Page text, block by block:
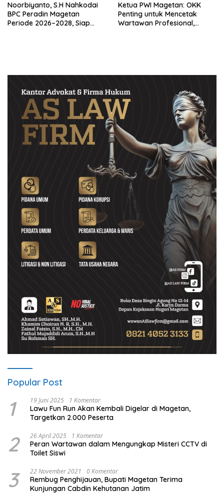
Noorbiyanto, S.H Nahkodai
BPC Peradin Magetan
Periode 2026–2028, Siap
Ketua PWI Magetan: OKK
Penting untuk Mencetak
Wartawan Profesional,
Popular Post
1 19 Juni 2025 1 Komentar
Lawu Fun Run Akan Kembali Digelar di Magetan,
Targetkan 2.000 Peserta
2 26 April 2025 1 Komentar
Peran Wartawan dalam Mengungkap Misteri CCTV di
Toilet Siswi
3 22 November 2021 0 Komentar
Rembug Penghijauan, Bupati Magetan Terima
Kunjungan Cabdin Kehutanan Jatim